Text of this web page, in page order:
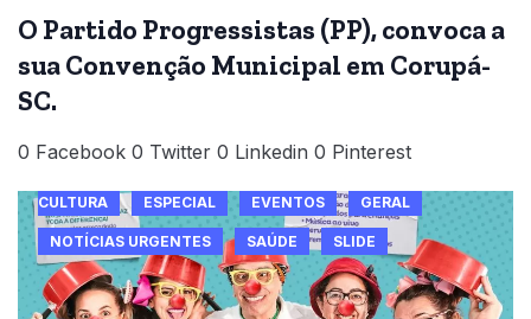
O Partido Progressistas (PP), convoca a
sua Convenção Municipal em Corupá-
SC.
0 Facebook 0 Twitter 0 Linkedin 0 Pinterest
CULTURA ESPECIAL EVENTOS GERAL
NOTÍCIAS URGENTES SAÚDE SLIDE